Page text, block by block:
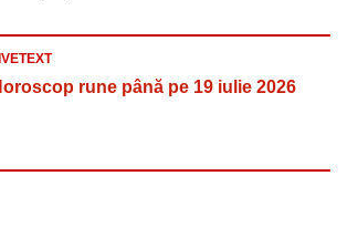
rune până pe 19 iulie 2026